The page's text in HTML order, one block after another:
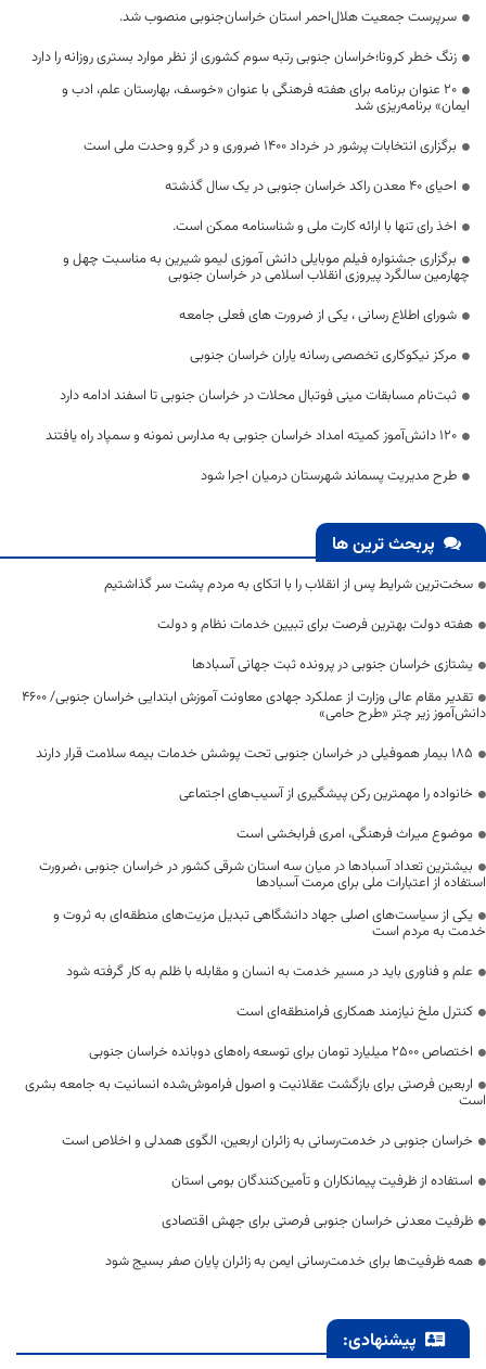
سرپرست جمعیت هلال‌احمر استان خراسان‌جنوبی منصوب شد.
زنگ خطر کرونا؛خراسان جنوبی رتبه سوم کشوری از نظر موارد بستری روزانه را دارد
۲۰ عنوان برنامه برای هفته فرهنگی با عنوان «خوسف، بهارستان علم، ادب و
ایمان» برنامه‌ریزی شد
برگزاری انتخابات پرشور در خرداد ۱۴۰۰ ضروری و در گرو وحدت ملی است
احیای ۴۰ معدن راکد خراسان جنوبی در یک سال گذشته
اخذ رای تنها با ارائه کارت ملی و شناسنامه ممکن است.
برگزاری جشنواره فیلم موبایلی دانش آموزی لیمو شیرین به مناسبت چهل و
چهارمین سالگرد پیروزی انقلاب اسلامی در خراسان جنوبی
شورای اطلاع رسانی ، یکی از ضرورت های فعلی جامعه
مرکز نیکوکاری تخصصی رسانه یاران خراسان جنوبی
ثبت‌نام مسابقات مینی فوتبال محلات در خراسان جنوبی تا اسفند ادامه دارد
۱۲۰ دانش‌آموز کمیته امداد خراسان جنوبی به مدارس نمونه و سمپاد راه یافتند
طرح مدیریت پسماند شهرستان درمیان اجرا شود
پربحث ترین ها
سخت‌ترین شرایط پس از انقلاب را با اتکای به مردم پشت سر گذاشتیم
هفته دولت بهترین فرصت برای تبیین خدمات نظام و دولت
یشتازی خراسان جنوبی در پرونده ثبت جهانی آسبادها
تقدیر مقام عالی وزارت از عملکرد جهادی معاونت آموزش ابتدایی خراسان جنوبی/ ۴۶۰۰
دانش‌آموز زیر چتر «طرح حامی»
۱۸۵ بیمار هموفیلی در خراسان جنوبی تحت پوشش خدمات بیمه سلامت قرار دارند
خانواده را مهمترین رکن پیشگیری از آسیب‌های اجتماعی
موضوع میراث فرهنگی، امری فرابخشی است
بیشترین تعداد آسبادها در میان سه استان شرقی کشور در خراسان جنوبی ،ضرورت
استفاده از اعتبارات ملی برای مرمت آسبادها
یکی از سیاست‌های اصلی جهاد دانشگاهی تبدیل مزیت‌های منطقه‌ای به ثروت و
خدمت به مردم است
علم و فناوری باید در مسیر خدمت به انسان و مقابله با ظلم به کار گرفته شود
کنترل ملخ نیازمند همکاری فرامنطقه‌ای است
اختصاص 2500 میلیارد تومان برای توسعه راه‌های دوبانده خراسان جنوبی
اربعین فرصتی برای بازگشت عقلانیت و اصول فراموش‌شده انسانیت به جامعه بشری
است
خراسان جنوبی در خدمت‌رسانی به زائران اربعین، الگوی همدلی و اخلاص است
استفاده از ظرفیت پیمانکاران و تأمین‌کنندگان بومی استان
ظرفیت معدنی خراسان جنوبی فرصتی برای جهش اقتصادی
همه ظرفیت‌ها برای خدمت‌رسانی ایمن به زائران پایان صفر بسیج شود
پیشنهادی: